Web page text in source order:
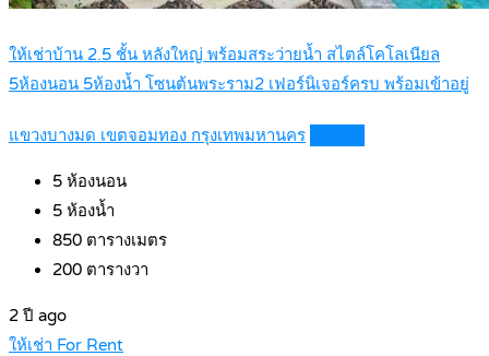
ให้เช่าบ้าน 2.5 ชั้น หลังใหญ่ พร้อมสระว่ายน้ำ สไตล์โคโลเนียล
5ห้องนอน 5ห้องน้ำ โซนต้นพระราม2 เฟอร์นิเจอร์ครบ พร้อมเข้าอยู่
แขวงบางมด เขตจอมทอง กรุงเทพมหานคร
5 ห้องนอน
5 ห้องน้ำ
850 ตารางเมตร
200 ตารางวา
2 ปี ago
ให้เช่า For Rent